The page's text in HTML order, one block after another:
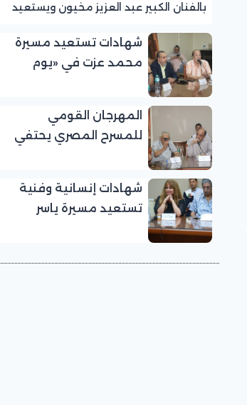
بالفنان الكبير عبد العزيز مخيون ويستعيد
شهادات تستعيد مسيرة
محمد عزت في «يوم
للمسرح المصري
المهرجان القومي
للمسرح المصري يحتفي
لرموز المسرح»
شهادات إنسانية وفنية
تستعيد مسيرة ياسر